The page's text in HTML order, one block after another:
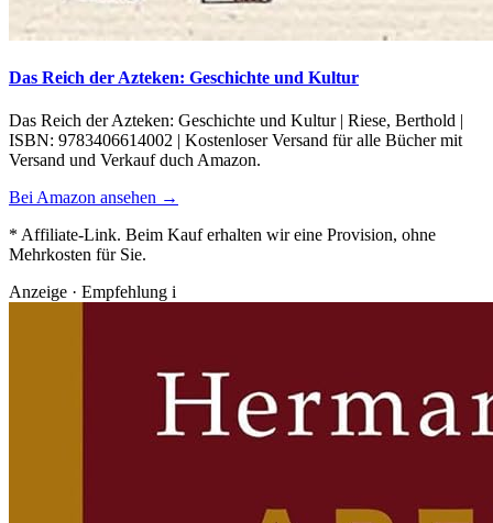
Das Reich der Azteken: Geschichte und Kultur
Das Reich der Azteken: Geschichte und Kultur | Riese, Berthold |
ISBN: 9783406614002 | Kostenloser Versand für alle Bücher mit
Versand und Verkauf duch Amazon.
Bei Amazon ansehen →
* Affiliate-Link. Beim Kauf erhalten wir eine Provision, ohne
Mehrkosten für Sie.
Anzeige · Empfehlung i